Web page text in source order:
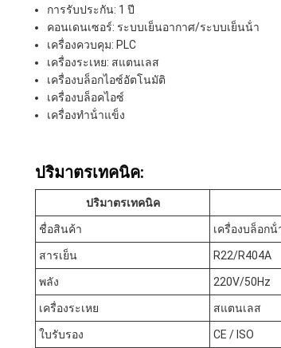
การรับประกัน: 1 ปี
คอนเดนเซอร์: ระบบเย็นอากาศ/ระบบเย็นน้ํา
เครื่องควบคุม: PLC
เครื่องระเหย: สแตนเลส
เครื่องบล็อกไอซ์อัตโนมัติ
เครื่องบล็อคไอซ์
เครื่องทําน้ําแข็ง
ปริมาตรเทคนิค:
ปริมาตรเทคนิค
ชื่อสินค้า เครื่องบล็อก
สารเย็น R22/R404A
พลัง 220V/50Hz
เครื่องระเหย สแตนเลส
ใบรับรอง CE / ISO